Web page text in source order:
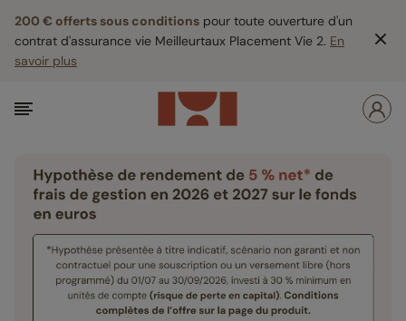
200 € offerts sous conditions pour toute ouverture d'un
contrat d'assurance vie Meilleurtaux Placement Vie 2. En
savoir plus